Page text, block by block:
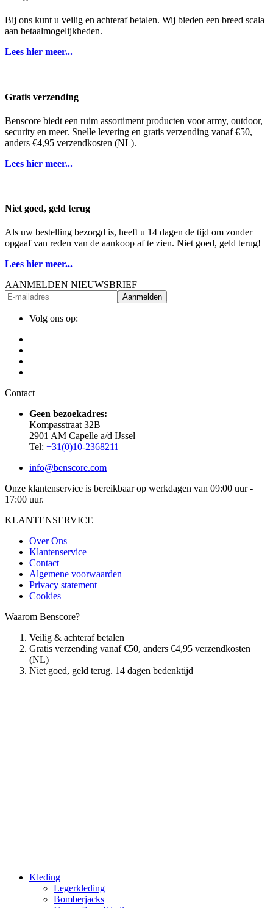
Bij ons kunt u veilig en achteraf betalen. Wij bieden een breed scala
aan betaalmogelijkheden.
Lees hier meer...
Gratis verzending
Benscore biedt een ruim assortiment producten voor army, outdoor,
security en meer. Snelle levering en gratis verzending vanaf €50,
anders €4,95 verzendkosten (NL).
Lees hier meer...
Niet goed, geld terug
Als uw bestelling bezorgd is, heeft u 14 dagen de tijd om zonder
opgaaf van reden van de aankoop af te zien. Niet goed, geld terug!
Lees hier meer...
AANMELDEN NIEUWSBRIEF
Aanmelden
Volg ons op:
Contact
Geen bezoekadres:
Kompasstraat 32B
2901 AM Capelle a/d IJssel
Tel: +31(0)10-2368211
info@benscore.com
Onze klantenservice is bereikbaar op werkdagen van 09:00 uur -
17:00 uur.
KLANTENSERVICE
Over Ons
Klantenservice
Contact
Algemene voorwaarden
Privacy statement
Cookies
Waarom Benscore?
Veilig & achteraf betalen
Gratis verzending vanaf €50, anders €4,95 verzendkosten
(NL)
Niet goed, geld terug. 14 dagen bedenktijd
Kleding
Legerkleding
Bomberjacks